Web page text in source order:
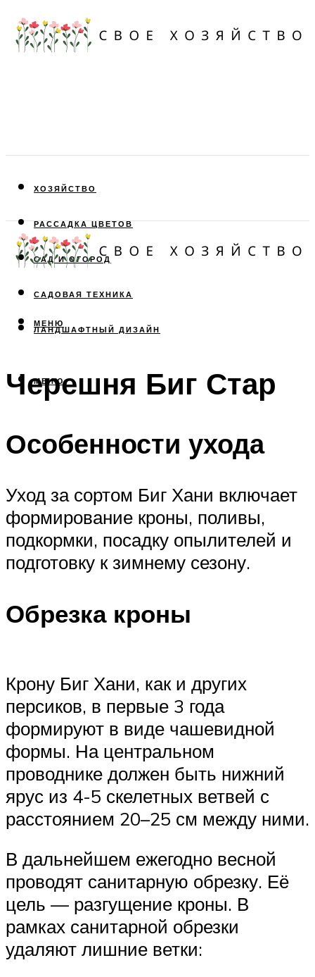
ХОЗЯЙСТВО
РАССАДКА ЦВЕТОВ
САД И ОГОРОД
САДОВАЯ ТЕХНИКА
ЛАНДШАФТНЫЙ ДИЗАЙН
МЕНЮ
МЕНЮ
Черешня Биг Стар
Особенности ухода
Уход за сортом Биг Хани включает
формирование кроны, поливы,
подкормки, посадку опылителей и
подготовку к зимнему сезону.
Обрезка кроны
Крону Биг Хани, как и других
персиков, в первые 3 года
формируют в виде чашевидной
формы. На центральном
проводнике должен быть нижний
ярус из 4-5 скелетных ветвей с
расстоянием 20–25 см между ними.
В дальнейшем ежегодно весной
проводят санитарную обрезку. Её
цель — разгущение кроны. В
рамках санитарной обрезки
удаляют лишние ветки: